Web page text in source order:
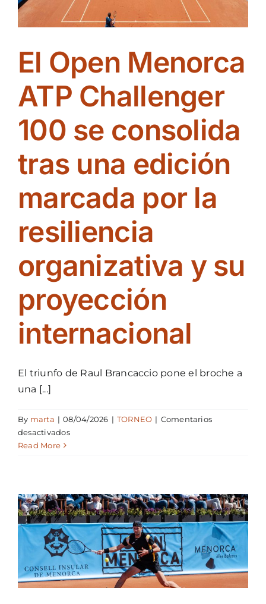
El Open Menorca
ATP Challenger
100 se consolida
tras una edición
marcada por la
resiliencia
organizativa y su
proyección
internacional
El triunfo de Raul Brancaccio pone el broche a
una [...]
By marta | 08/04/2026 | TORNEO | Comentarios
desactivadosen
Challenger
100
se
consolida
tras
una
edición
marcada
Read More